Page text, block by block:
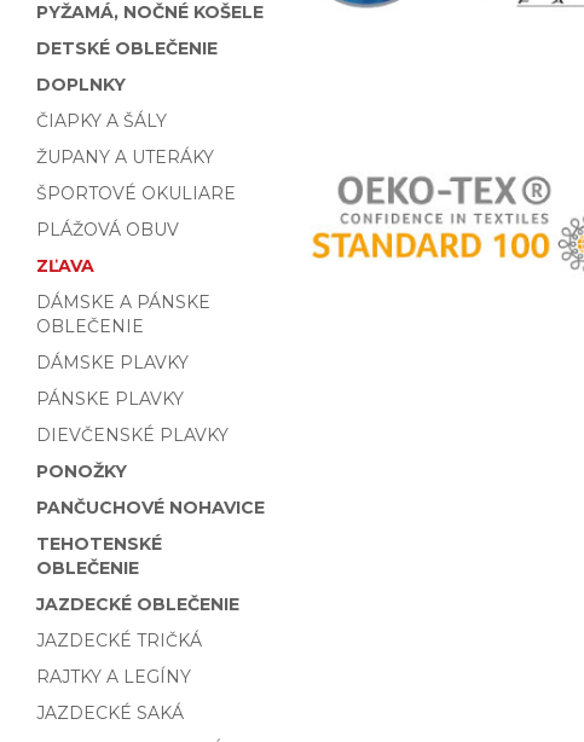
PYŽAMÁ, NOČNÉ KOŠELE
DETSKÉ OBLEČENIE
DOPLNKY
ČIAPKY A ŠÁLY
ŽUPANY A UTERÁKY
ŠPORTOVÉ OKULIARE
PLÁŽOVÁ OBUV
ZĽAVA
DÁMSKE A PÁNSKE
OBLEČENIE
DÁMSKE PLAVKY
PÁNSKE PLAVKY
DIEVČENSKÉ PLAVKY
PONOŽKY
PANČUCHOVÉ NOHAVICE
TEHOTENSKÉ
OBLEČENIE
JAZDECKÉ OBLEČENIE
JAZDECKÉ TRIČKÁ
RAJTKY A LEGÍNY
JAZDECKÉ SAKÁ